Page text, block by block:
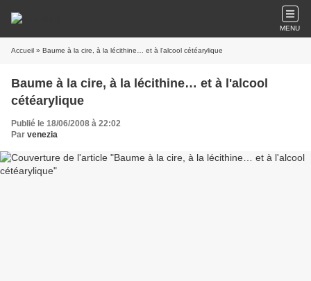
MENU
Accueil » Baume à la cire, à la lécithine… et à l'alcool cétéarylique
Baume à la cire, à la lécithine… et à l'alcool
cétéarylique
Publié le 18/06/2008 à 22:02
Par venezia